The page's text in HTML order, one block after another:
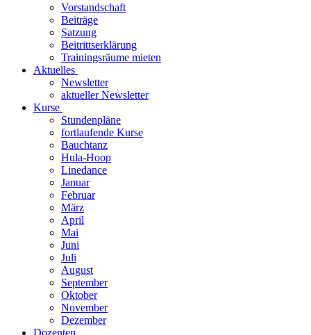
Vorstandschaft
Beiträge
Satzung
Beitrittserklärung
Trainingsräume mieten
Aktuelles
Newsletter
aktueller Newsletter
Kurse
Stundenpläne
fortlaufende Kurse
Bauchtanz
Hula-Hoop
Linedance
Januar
Februar
März
April
Mai
Juni
Juli
August
September
Oktober
November
Dezember
Dozenten